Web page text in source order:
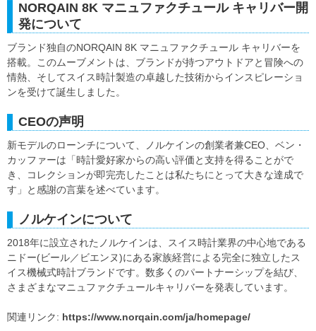
NORQAIN 8K マニュファクチュール キャリバー開
発について
ブランド独自のNORQAIN 8K マニュファクチュール キャリバーを
搭載。このムーブメントは、ブランドが持つアウトドアと冒険への
情熱、そしてスイス時計製造の卓越した技術からインスピレーショ
ンを受けて誕生しました。
CEOの声明
新モデルのローンチについて、ノルケインの創業者兼CEO、ベン・
カッファーは「時計愛好家からの高い評価と支持を得ることがで
き、コレクションが即完売したことは私たちにとって大きな達成で
す」と感謝の言葉を述べています。
ノルケインについて
2018年に設立されたノルケインは、スイス時計業界の中心地である
ニドー(ビール／ビエンヌ)にある家族経営による完全に独立したス
イス機械式時計ブランドです。数多くのパートナーシップを結び、
さまざまなマニュファクチュールキャリバーを発表しています。
関連リンク: https://www.norqain.com/ja/homepage/